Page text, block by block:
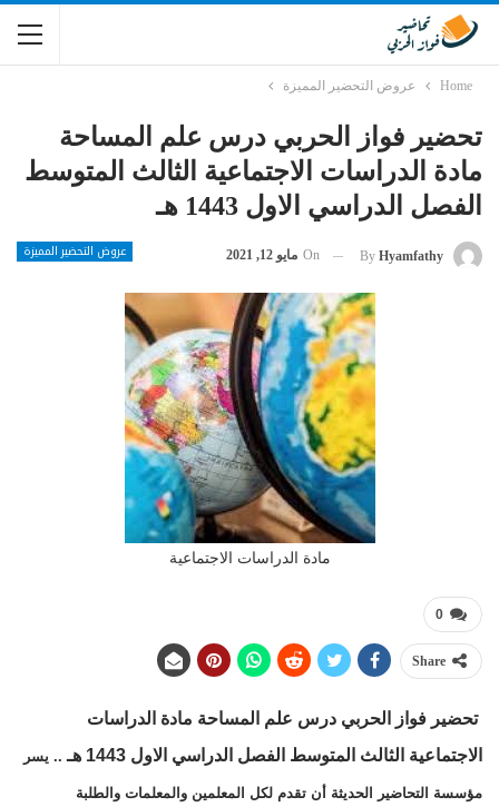
Home عروض التحضير المميزة
تحضير فواز الحربي درس علم المساحة
مادة الدراسات الاجتماعية الثالث المتوسط
الفصل الدراسي الاول 1443 هـ
عروض التحضير المميزة By Hyamfathy
On مايو 12, 2021
مادة الدراسات الاجتماعية
0
Share
تحضير فواز الحربي درس علم المساحة مادة الدراسات
الاجتماعية الثالث المتوسط الفصل الدراسي الاول 1443 هـ .. يسر
مؤسسة التحاضير الحديثة أن تقدم لكل المعلمين والمعلمات والطلبة